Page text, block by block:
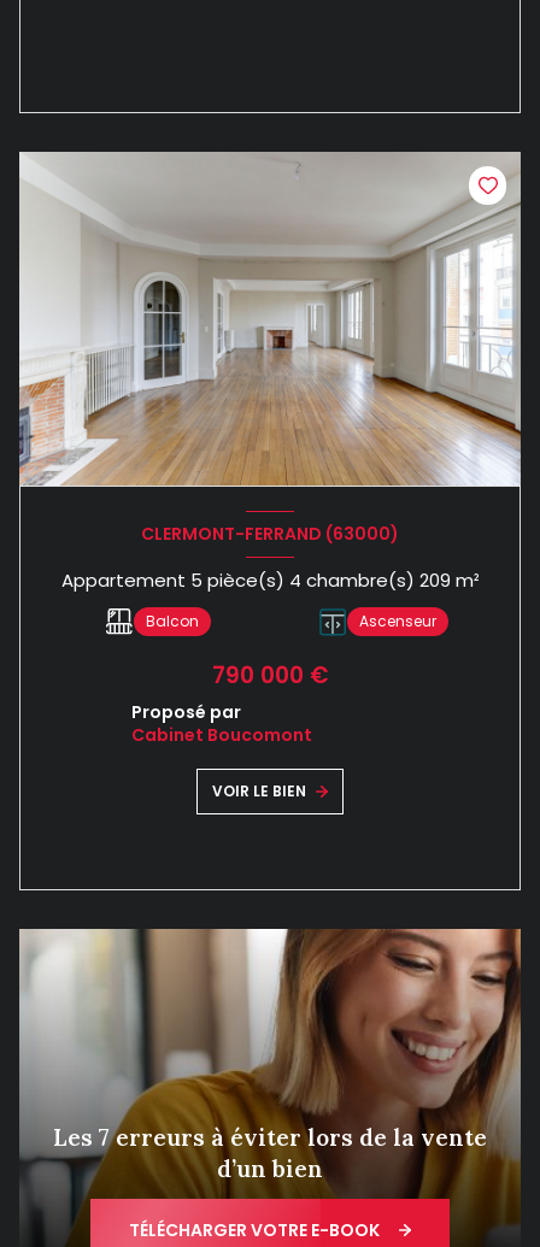
CLERMONT-FERRAND (63000)
Appartement 5 pièce(s) 4 chambre(s) 209 m²
Balcon Ascenseur
790 000 €
Proposé par
Cabinet Boucomont
VOIR LE BIEN
Les 7 erreurs à éviter lors de la vente
d’un bien
TÉLÉCHARGER VOTRE E-BOOK